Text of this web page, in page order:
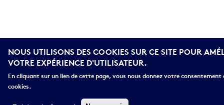
NOUS UTILISONS DES COOKIES SUR CE SITE POUR
VOTRE EXPÉRIENCE D'UTILISATEUR.
En cliquant sur un lien de cette page, vous nous donnez votre consentement
cookies.